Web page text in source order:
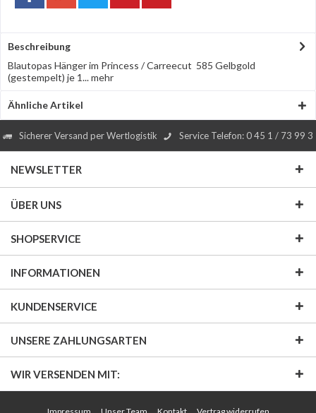
Beschreibung
Blautopas Hänger im Princess / Carreecut 585 Gelbgold
(gestempelt) je 1...mehr
Ähnliche Artikel
Sicherer Versand per Wertlogistik Service Telefon: 0 45 1 / 73 99 3
NEWSLETTER
ÜBER UNS
SHOPSERVICE
INFORMATIONEN
KUNDENSERVICE
UNSERE ZAHLUNGSARTEN
WIR VERSENDEN MIT: